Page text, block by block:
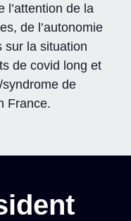
l’attention de la
de l’autonomie
sur la situation
de covid long et
syndrome de
France.